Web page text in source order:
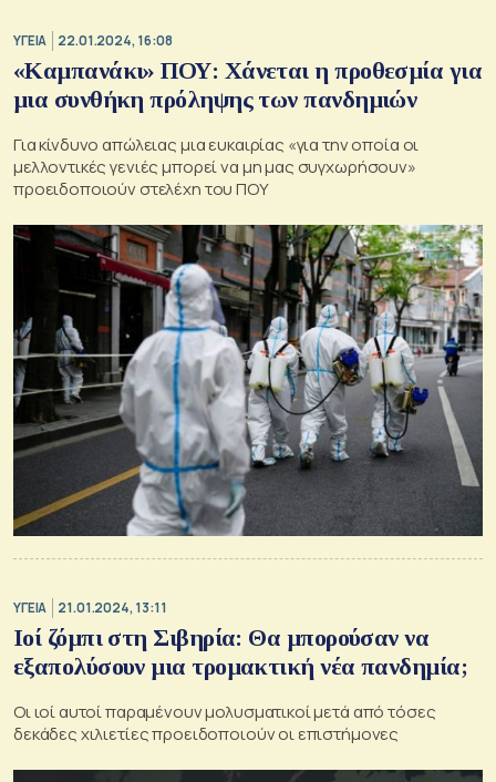
ΥΓΕΙΑ 22.01.2024, 16:08
«Καμπανάκι» ΠΟΥ: Χάνεται η προθεσμία για
μια συνθήκη πρόληψης των πανδημιών
Για κίνδυνο απώλειας μια ευκαιρίας «για την οποία οι
μελλοντικές γενιές μπορεί να μη μας συγχωρήσουν»
προειδοποιούν στελέχη του ΠΟΥ
ΥΓΕΙΑ 21.01.2024, 13:11
Ιοί ζόμπι στη Σιβηρία: Θα μπορούσαν να
εξαπολύσουν μια τρομακτική νέα πανδημία;
Οι ιοί αυτοί παραμένουν μολυσματικοί μετά από τόσες
δεκάδες χιλιετίες προειδοποιούν οι επιστήμονες